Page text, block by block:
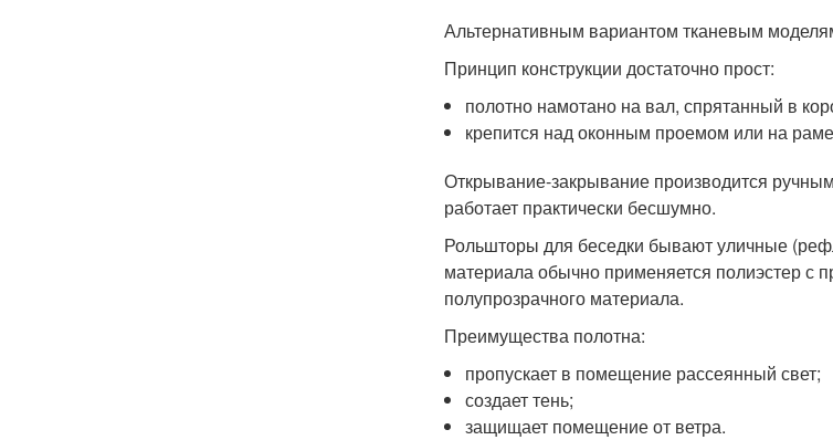
Альтернативным вариантом тканевым
Принцип конструкции достаточно прост:
полотно намотано на вал, спрятанный в
крепится над оконным проемом или на
Открывание-закрывание производится
работает практически бесшумно.
Рольшторы для беседки бывают уличные
материала обычно применяется полиэстер с
полупрозрачного материала.
Преимущества полотна:
пропускает в помещение рассеянный свет;
создает тень;
защищает помещение от ветра.